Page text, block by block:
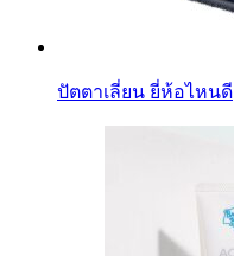
ปัตตาเลี่ยน ยี่ห้อไหนดี